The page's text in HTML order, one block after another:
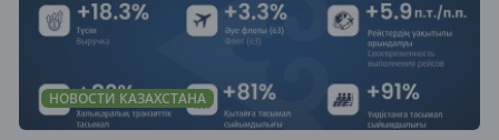
НОВОСТИ КАЗАХСТАНА